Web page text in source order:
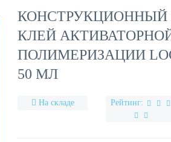
КЛЕЙ
ПОЛИМЕРИЗАЦИИ
50 МЛ
На складе Рейтинг: